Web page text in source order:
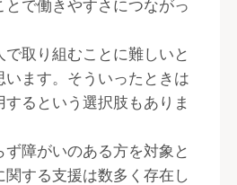
とで働きやすさにつながっ
で取り組むことに難しいと
います。そういったときは
るという選択肢もありま
障がいのある方を対象と
関する支援は数多く存在し